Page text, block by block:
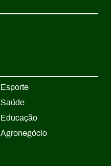
Esporte
Saúde
Educação
Agronegócio